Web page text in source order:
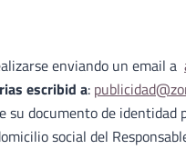
enviando un email a
escribid a:
su documento de
social del